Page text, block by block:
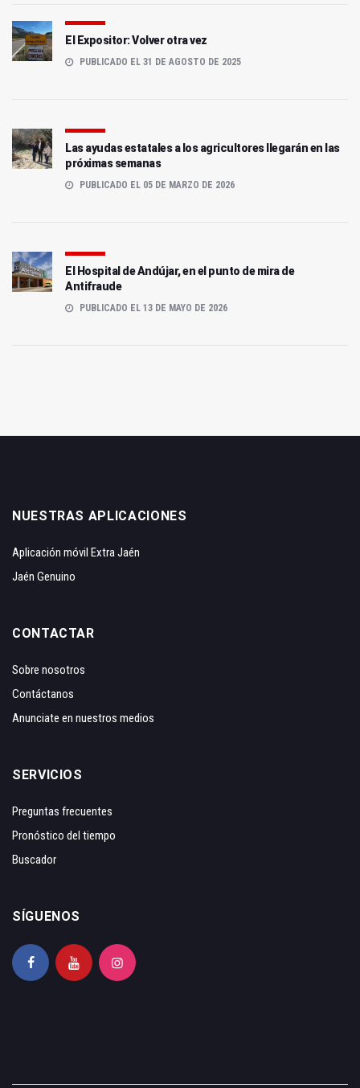
El Expositor: Volver otra vez
PUBLICADO EL 31 DE AGOSTO DE 2025
Las ayudas estatales a los agricultores llegarán en las
próximas semanas
PUBLICADO EL 05 DE MARZO DE 2026
El Hospital de Andújar, en el punto de mira de
Antifraude
PUBLICADO EL 13 DE MAYO DE 2026
NUESTRAS APLICACIONES
Aplicación móvil Extra Jaén
Jaén Genuino
CONTACTAR
Sobre nosotros
Contáctanos
Anunciate en nuestros medios
SERVICIOS
Preguntas frecuentes
Pronóstico del tiempo
Buscador
SÍGUENOS